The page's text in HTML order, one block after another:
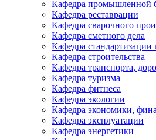
Кафедра промышленной
Кафедра реставрации
Кафедра сварочного
Кафедра сметного дела
Кафедра стандартизации
Кафедра строительства
Кафедра транспорта,
Кафедра туризма
Кафедра фитнеса
Кафедра экологии
Кафедра экономики,
Кафедра эксплуатации
Кафедра энергетики